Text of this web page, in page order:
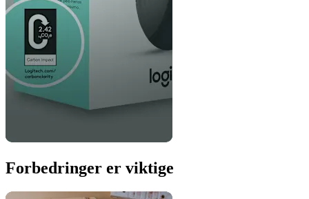
Forbedringer er viktige